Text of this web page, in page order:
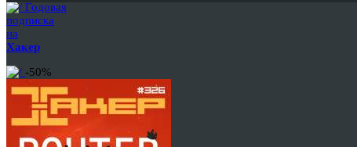
Годовая
подписка
на
Хакер
-50%